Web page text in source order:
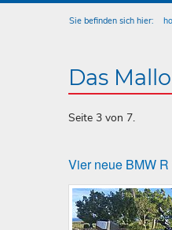
Sie befinden sich hier:
Das
Seite 3 von 7.
Vier neue BMW